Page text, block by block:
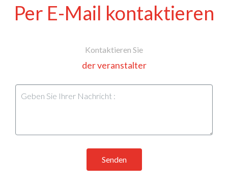
Per E-Mail kontaktieren
Kontaktieren Sie
der veranstalter
Senden